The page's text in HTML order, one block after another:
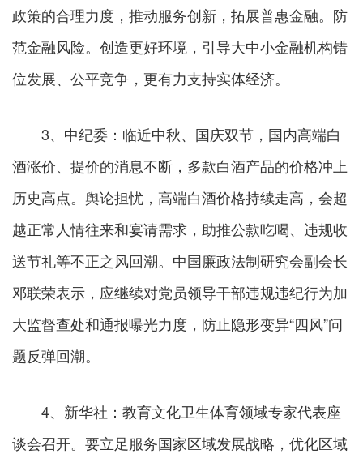
政策的合理力度，推动服务创新，拓展普惠金融。防
范金融风险。创造更好环境，引导大中小金融机构错
位发展、公平竞争，更有力支持实体经济。
3、中纪委：临近中秋、国庆双节，国内高端白
酒涨价、提价的消息不断，多款白酒产品的价格冲上
历史高点。舆论担忧，高端白酒价格持续走高，会超
越正常人情往来和宴请需求，助推公款吃喝、违规收
送节礼等不正之风回潮。中国廉政法制研究会副会长
邓联荣表示，应继续对党员领导干部违规违纪行为加
大监督查处和通报曝光力度，防止隐形变异“四风”问
题反弹回潮。
4、新华社：教育文化卫生体育领域专家代表座
谈会召开。要立足服务国家区域发展战略，优化区域